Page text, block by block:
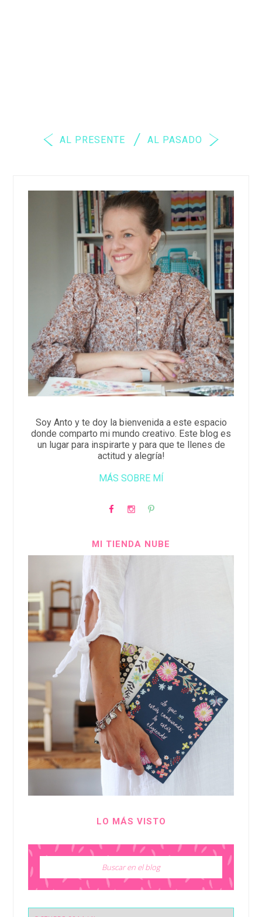
AL PRESENTE AL PASADO
Soy Anto y te doy la bienvenida a este espacio
donde comparto mi mundo creativo. Este blog es
un lugar para inspirarte y para que te llenes de
actitud y alegría!
MÁS SOBRE MÍ
MI TIENDA NUBE
LO MÁS VISTO